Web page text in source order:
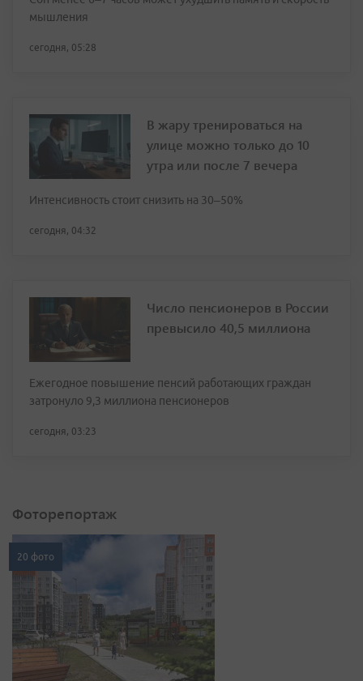
мышления
сегодня, 05:28
В жару тренироваться на
улице можно только до 10
утра или после 7 вечера
Интенсивность стоит снизить на 30–50%
сегодня, 04:32
Число пенсионеров в России
превысило 40,5 миллиона
Ежегодное повышение пенсий работающих граждан
затронуло 9,3 миллиона пенсионеров
сегодня, 03:23
Фоторепортаж
20 фото